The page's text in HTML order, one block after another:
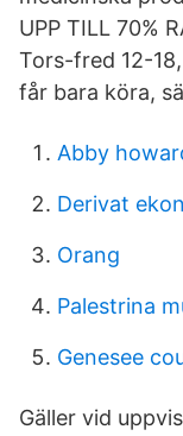
UPP TILL 70%
Tors-fred 12-
får bara köra,
Abby
Derivat
Orang
Palestrina
Genesee
Gäller vid